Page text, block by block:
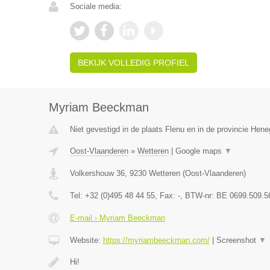
Sociale media:
BEKIJK VOLLEDIG PROFIEL
Myriam Beeckman
Niet gevestigd in de plaats Flenu en in de provincie
Oost-Vlaanderen» Wetteren| Google maps ▼
Volkershouw 36, 9230 Wetteren(Oost-Vlaanderen)
Tel: +32 (0)495 48 44 55, Fax: -, BTW-nr: BE
E-mail › Myriam Beeckman
Website: https://myriambeeckman.com/| Screenshot ▼
Hi!